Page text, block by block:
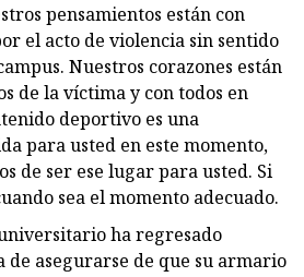
pensamientos están con
el acto de violencia sin sentido
Nuestros corazones están
de la víctima y con todos en
deportivo es una
para usted en este momento,
de ser ese lugar para usted. Si
sea el momento adecuado.
ha regresado
de asegurarse de que su armario